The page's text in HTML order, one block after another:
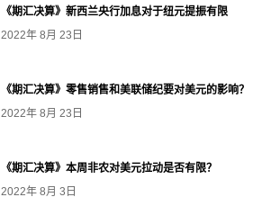
《期汇决算》新西兰央行加息对于纽元提振有限
2022年 8月 23日
《期汇决算》零售销售和美联储纪要对美元的影响？
2022年 8月 23日
《期汇决算》本周非农对美元拉动是否有限？
2022年 8月 3日